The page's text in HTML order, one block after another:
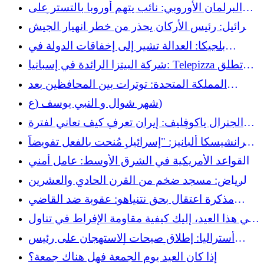
البرلمان الأوروبي: نائب يتهم أوروبا بالتستر على
جرائم واشنطن وتل أبيب
إسرائيل: رئيس الأركان يحذر من خطر انهيار الجيش
بسبب نقص الجنود
بلجيكا: العدالة تشير إلى إخفاقات الدولة في
مواجهة خطر الإبادة الجماعية في غزة، والمنظمات
غير الحكومية ترحب بالقرار "التاريخي"
شركة البيتزا الرائدة في إسبانيا: Telepizza تطلق
البيتزا الحلال في بعض المطاعم
المملكة المتحدة: توترات بين المحافظين بعد
التعليقات على صلاة المسلمينشهر شوال و النبي يوسف (ع)
الجنرال ياكوفليف: إيران تعرف كيف تعاني لفترة
أطول مما تعرف أمريكا كيف تضرب
فرانشيسكا ألبانيز: "إسرائيل مُنحت بالفعل تفويضاً
القواعد الأمريكية في الشرق الأوسط: عامل أمني
أم خطر تصعيد إقليمي؟
الرياض: مسجد ضخم من القرن الحادي والعشرين
بين التقاليد النجدية والجرأة المعمارية
مذكرة اعتقال بحق نتنياهو: عقوبة ضد القاضي
الفرنسي غيو
في هذا العيد، إليك كيفية مقاومة الإفراط في تناول
الطعام
أستراليا: إطلاق صيحات الاستهجان على رئيس
الوزراء الأسترالي أثناء صلاة العيد (فيديو)
إذا كان العيد يوم الجمعة فهل هناك جمعة؟